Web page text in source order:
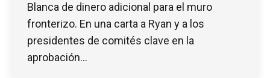
Blanca de dinero adicional para el muro
fronterizo. En una carta a Ryan y a los
presidentes de comités clave en la
aprobación…